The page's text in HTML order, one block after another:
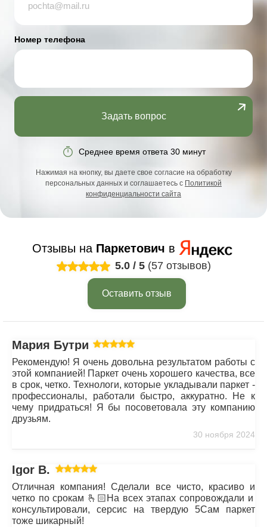
Номер телефона
Задать вопрос
Среднее время ответа 30 минут
Нажимая на кнопку, вы даете свое согласие на обработку
персональных данных и соглашаетесь с Политикой
конфиденциальности сайта
Отзывы на Паркетович в
5.0 / 5 (57 отзывов)
Оставить отзыв
Мария Бутрим
Рекомендую! Я очень довольна результатом работы с
этой компанией! Паркет очень хорошего качества, все
в срок, четко. Технологи, которые укладывали паркет -
профессионалы, работали быстро, аккуратно. Не к
чему придраться! Я бы посоветовала эту компанию
друзьям.
30 ноября 2024
Igor B.
Отличная компания! Сделали все чисто, красиво и
четко по срокам 🫰🏻На всех этапах сопровождали и
консультировали, серсис на твердую 5Сам паркет
тоже шикарный!